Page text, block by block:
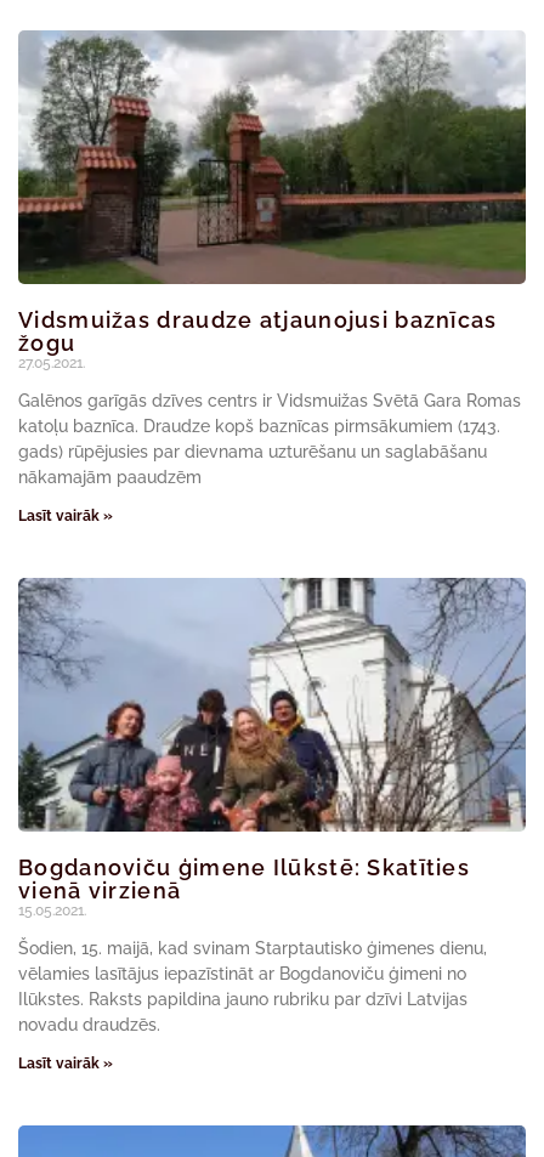
Vidsmuižas draudze atjaunojusi baznīcas
žogu
27.05.2021.
Galēnos garīgās dzīves centrs ir Vidsmuižas Svētā Gara Romas
katoļu baznīca. Draudze kopš baznīcas pirmsākumiem (1743.
gads) rūpējusies par dievnama uzturēšanu un saglabāšanu
nākamajām paaudzēm
Lasīt vairāk »
Bogdanoviču ģimene Ilūkstē: Skatīties
vienā virzienā
15.05.2021.
Šodien, 15. maijā, kad svinam Starptautisko ģimenes dienu,
vēlamies lasītājus iepazīstināt ar Bogdanoviču ģimeni no
Ilūkstes. Raksts papildina jauno rubriku par dzīvi Latvijas
novadu draudzēs.
Lasīt vairāk »